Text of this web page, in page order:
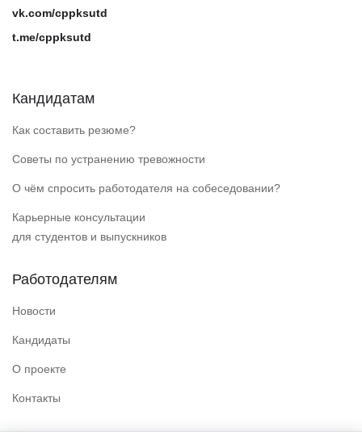
vk.com/cppksutd
t.me/cppksutd
Кандидатам
Как составить резюме?
Советы по устранению тревожности
О чём спросить работодателя на собеседовании?
Карьерные консультации
для студентов и выпускников
Работодателям
Новости
Кандидаты
О проекте
Контакты